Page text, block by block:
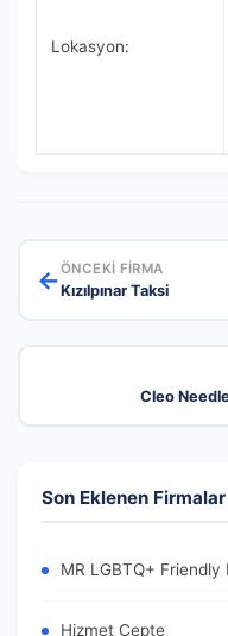
Lokasyon:
←ÖNCEKI FIRMA
Kızılpınar Taksi
Cleo
Son Eklenen Firmalar
MR LGBTQ+ Friendly
Hizmet Cepte